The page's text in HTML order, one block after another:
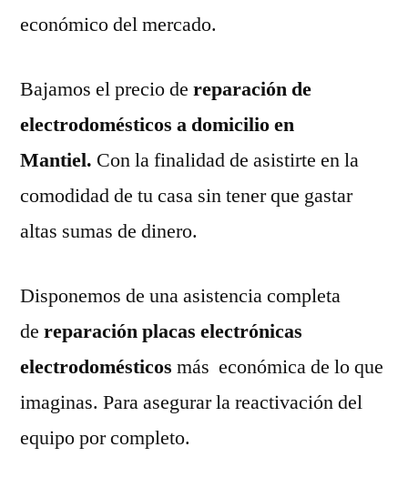
económico del mercado.
Bajamos el precio de reparación de
electrodomésticos a domicilio en
Mantiel. Con la finalidad de asistirte en la
comodidad de tu casa sin tener que gastar
altas sumas de dinero.
Disponemos de una asistencia completa
de reparación placas electrónicas
electrodomésticos más económica de lo que
imaginas. Para asegurar la reactivación del
equipo por completo.